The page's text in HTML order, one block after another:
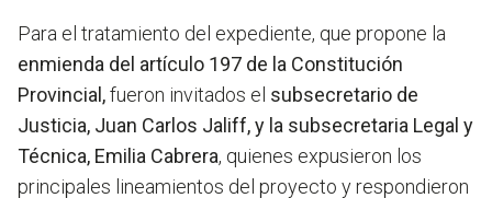
Para el tratamiento del expediente, que propone la
enmienda del artículo 197 de la Constitución
Provincial,fueron invitados el subsecretario de
Justicia, Juan Carlos Jaliff, y la subsecretaria Legal y
Técnica, Emilia Cabrera, quienes expusieron los
principales lineamientos del proyecto y respondieron